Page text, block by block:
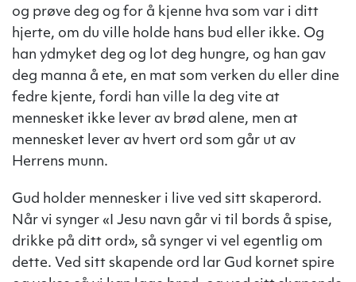
og prøve deg og for å kjenne hva som var i ditt
hjerte, om du ville holde hans bud eller ikke. Og
han ydmyket deg og lot deg hungre, og han gav
deg manna å ete, en mat som verken du eller dine
fedre kjente, fordi han ville la deg vite at
mennesket ikke lever av brød alene, men at
mennesket lever av hvert ord som går ut av
Herrens munn.
Gud holder mennesker i live ved sitt skaperord.
Når vi synger «I Jesu navn går vi til bords å spise,
drikke på ditt ord», så synger vi vel egentlig om
dette. Ved sitt skapende ord lar Gud kornet spire